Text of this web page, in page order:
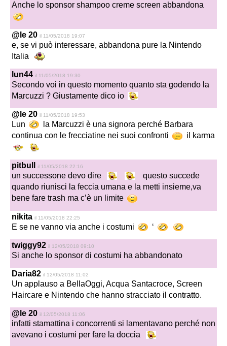
Anche lo sponsor shampoo creme screen abbandona
@le 20 il 11/05/2018 19:07
e, se vi può interessare, abbandona pure la Nintendo
Italia
lun44 il 11/05/2018 19:30
Secondo voi in questo momento quanto sta godendo la
Marcuzzi ? Giustamente dico io
@le 20 il 11/05/2018 19:53
Lun
la Marcuzzi è una signora perché Barbara
continua con le frecciatine nei suoi confronti
il karma
pitbull il 11/05/2018 22:16
un successone devo dire
questo succede
quando riunisci la feccia umana e la metti insieme,va
bene fare trash ma c’è un limite
nikita il 11/05/2018 22:25
E se ne vanno via anche i costumi ‘
twiggy92 il 12/05/2018 09:10
Si anche lo sponsor di costumi ha abbandonato
Daria82 il 12/05/2018 11:02
Un applauso a BellaOggi, Acqua Santacroce, Screen
Haircare e Nintendo che hanno stracciato il contratto.
@le 20 il 12/05/2018 11:06
infatti stamattina i concorrenti si lamentavano perché non
avevano i costumi per fare la doccia